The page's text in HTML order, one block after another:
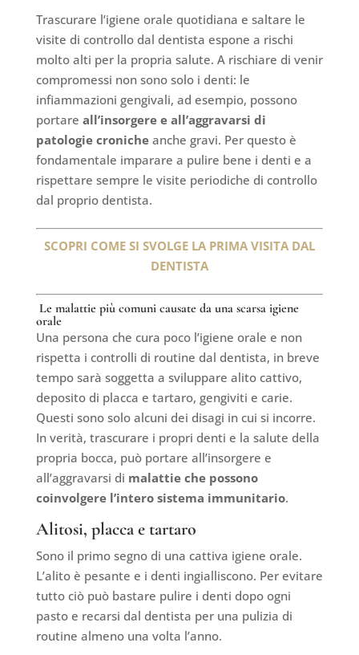
Trascurare l’igiene orale quotidiana e saltare le
visite di controllo dal dentista espone a rischi
molto alti per la propria salute. A rischiare di venir
compromessi non sono solo i denti: le
infiammazioni gengivali, ad esempio, possono
portare all’insorgere e all’aggravarsi di
patologie cronicheanche gravi. Per questo è
fondamentale imparare a pulire bene i denti e a
rispettare sempre le visite periodiche di controllo
dal proprio dentista.
SCOPRI COME SI SVOLGE LA PRIMA VISITA DAL
DENTISTA
Le malattie più comuni causate da una scarsa igiene
orale
Una persona che cura poco l’igiene orale e non
rispetta i controlli di routine dal dentista, in breve
tempo sarà soggetta a sviluppare alito cattivo,
deposito di placca e tartaro, gengiviti e carie.
Questi sono solo alcuni dei disagi in cui si incorre.
In verità, trascurare i propri denti e la salute della
propria bocca, può portare all’insorgere e
all’aggravarsi di malattie che possono
coinvolgere l’intero sistema immunitario.
Alitosi, placca e tartaro
Sono il primo segno di una cattiva igiene orale.
L’alito è pesante e i denti ingialliscono. Per evitare
tutto ciò può bastare pulire i denti dopo ogni
pasto e recarsi dal dentista per una pulizia di
routine almeno una volta l’anno.